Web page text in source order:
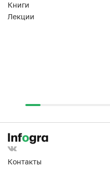
Книги
Лекции
Контакты